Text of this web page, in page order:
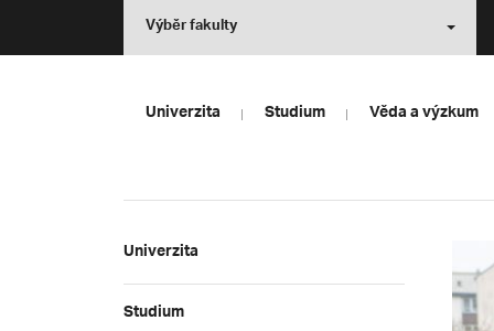
Výběr fakulty
Univerzita Studium Věda a výzkum
Univerzita
Studium